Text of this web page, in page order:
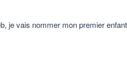
je vais nommer mon premier